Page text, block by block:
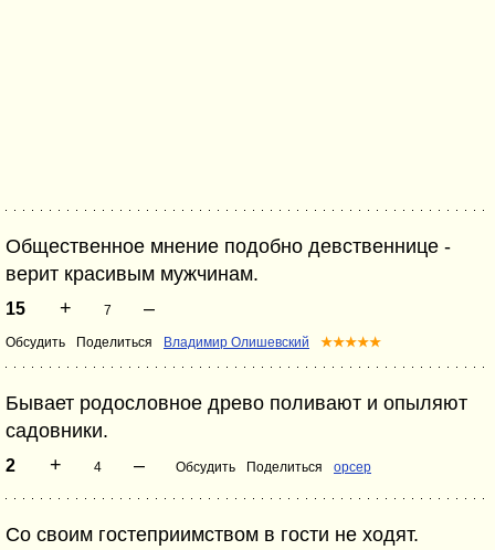
Общественное мнение подобно девственнице -
верит красивым мужчинам.
15 + 7 –
Обсудить Поделиться Владимир Олишевский ★★★★★
Бывает родословное древо поливают и опыляют
садовники.
2 + 4 – Обсудить Поделиться opcep
Со своим гостеприимством в гости не ходят.